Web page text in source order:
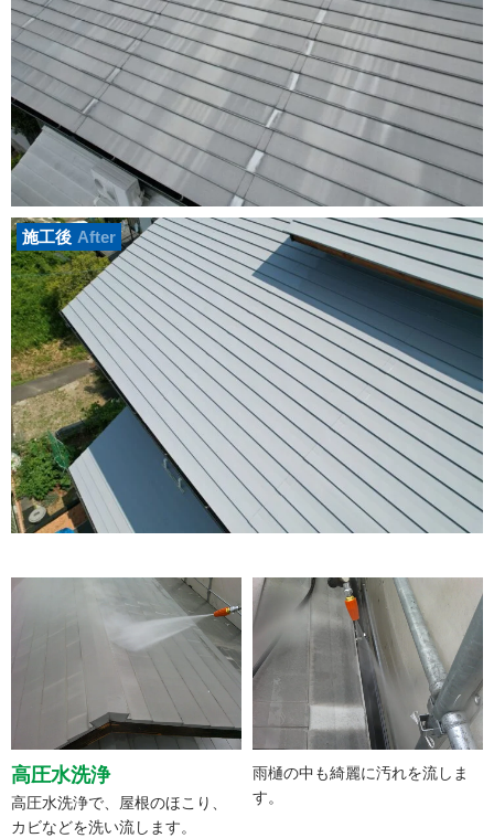
施工後 After
高圧水洗浄
高圧水洗浄で、屋根のほこり、
カビなどを洗い流します。
雨樋の中も綺麗に汚れを流しま
す。